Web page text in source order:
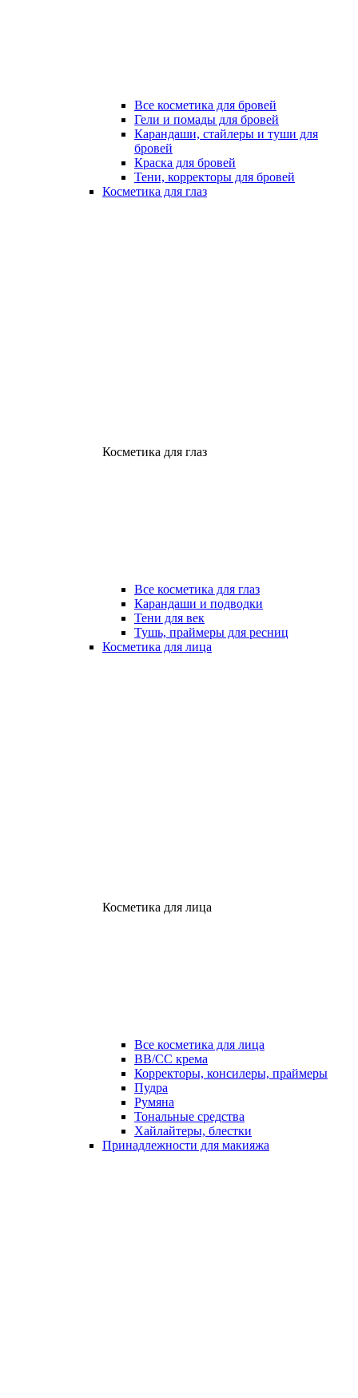
Все косметика для бровей
Гели и помады для бровей
Карандаши, стайлеры и туши для
бровей
Краска для бровей
Тени, корректоры для бровей
Косметика для глаз
Косметика для глаз
Все косметика для глаз
Карандаши и подводки
Тени для век
Тушь, праймеры для ресниц
Косметика для лица
Косметика для лица
Все косметика для лица
ВВ/СС крема
Корректоры, консилеры, праймеры
Пудра
Румяна
Тональные средства
Хайлайтеры, блестки
Принадлежности для макияжа